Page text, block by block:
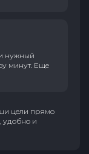
нужный
минут. Еще
цели прямо
удобно и